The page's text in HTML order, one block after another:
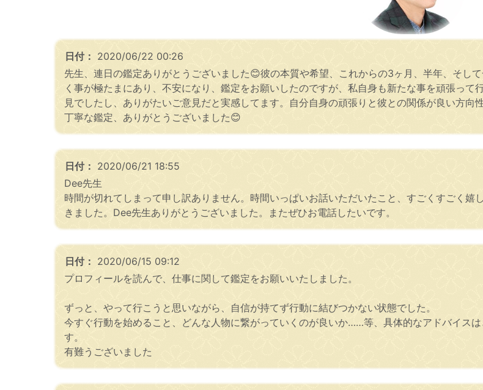
日付： 2020/06/22 00:26
先生、連日の鑑定ありがとうございました😊彼の本質や希望、これからの3ヶ月、半年、そし
く事が極たまにあり、不安になり、鑑定をお願いしたのですが、私自身も新たな事を頑張っ
見でしたし、ありがたいご意見だと実感してます。自分自身の頑張りと彼との関係が良い方
丁寧な鑑定、ありがとうございました😊
日付： 2020/06/21 18:55
Dee先生
時間が切れてしまって申し訳ありません。時間いっぱいお話いただいたこと、すごくすごく
きました。Dee先生ありがとうございました。またぜひお電話したいです。
日付： 2020/06/15 09:12
プロフィールを読んで、仕事に関して鑑定をお願いいたしました。
ずっと、やって行こうと思いながら、自信が持てず行動に結びつかない状態でした。
今すぐ行動を始めること、どんな人物に繋がっていくのが良いか……等、具体的なアドバイス
す。
有難うございました